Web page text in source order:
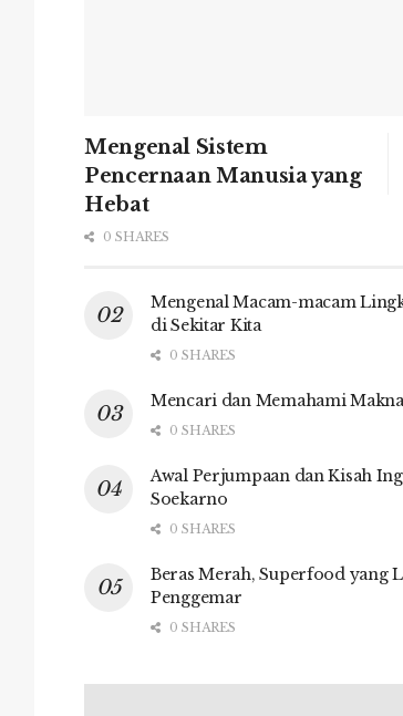
Mengenal Sistem
Pencernaan Manusia yang
Hebat
0 SHARES
Mengenal Macam-macam
di Sekitar Kita
0 SHARES
Mencari dan Memahami
0 SHARES
Awal Perjumpaan dan Kisah
Soekarno
0 SHARES
Beras Merah, Superfood yang
Penggemar
0 SHARES